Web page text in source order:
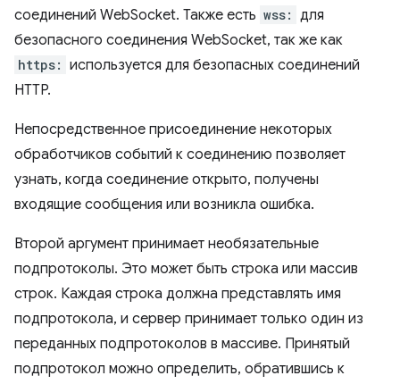
соединений WebSocket. Также есть wss: для
безопасного соединения WebSocket, так же как
https: используется для безопасных соединений
HTTP.
Непосредственное присоединение некоторых
обработчиков событий к соединению позволяет
узнать, когда соединение открыто, получены
входящие сообщения или возникла ошибка.
Второй аргумент принимает необязательные
подпротоколы. Это может быть строка или массив
строк. Каждая строка должна представлять имя
подпротокола, и сервер принимает только один из
переданных подпротоколов в массиве. Принятый
подпротокол можно определить, обратившись к